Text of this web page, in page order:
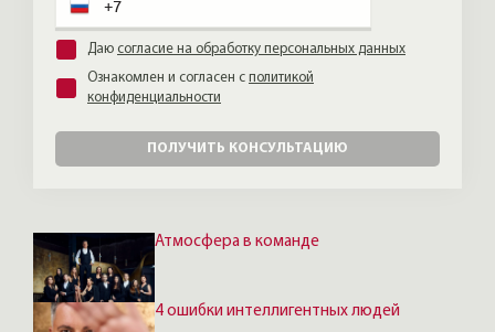
которыми будут наслаждаться другие.
Атмосфера в команде
4 ошибки интеллигентных людей
Даю согласие на обработку персональных данных
Ознакомлен и согласен с политикой
конфиденциальности
ПОЛУЧИТЬ КОНСУЛЬТАЦИЮ